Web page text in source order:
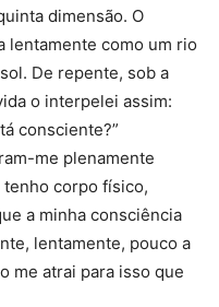
dimensão. O
lentamente como um rio
De repente, sob a
o interpelei assim:
consciente?”
me plenamente
corpo físico,
a minha consciência
lentamente, pouco a
me atrai para isso que